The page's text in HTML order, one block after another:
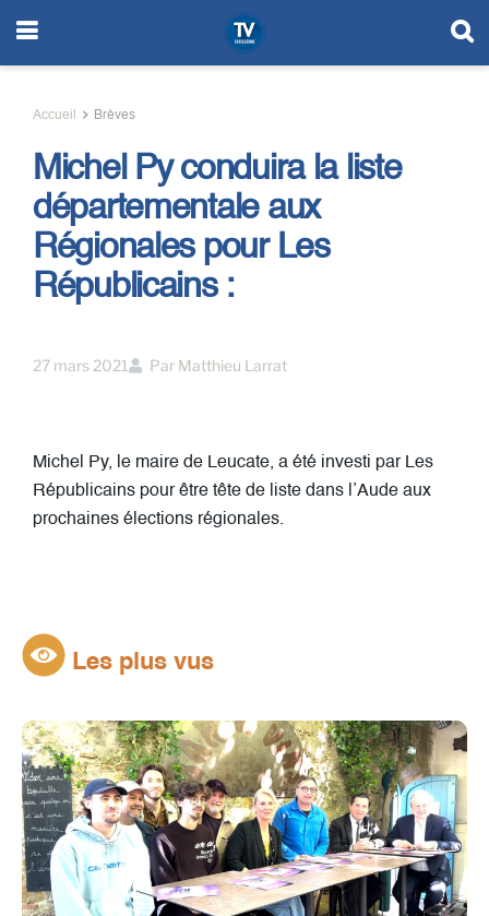
Accueil Brèves
Michel Py conduira la liste
départementale aux
Régionales pour Les
Républicains :
27 mars 2021 Par Matthieu Larrat
Michel Py, le maire de Leucate, a été investi par Les
Républicains pour être tête de liste dans l’Aude aux
prochaines élections régionales.
Les plus vus